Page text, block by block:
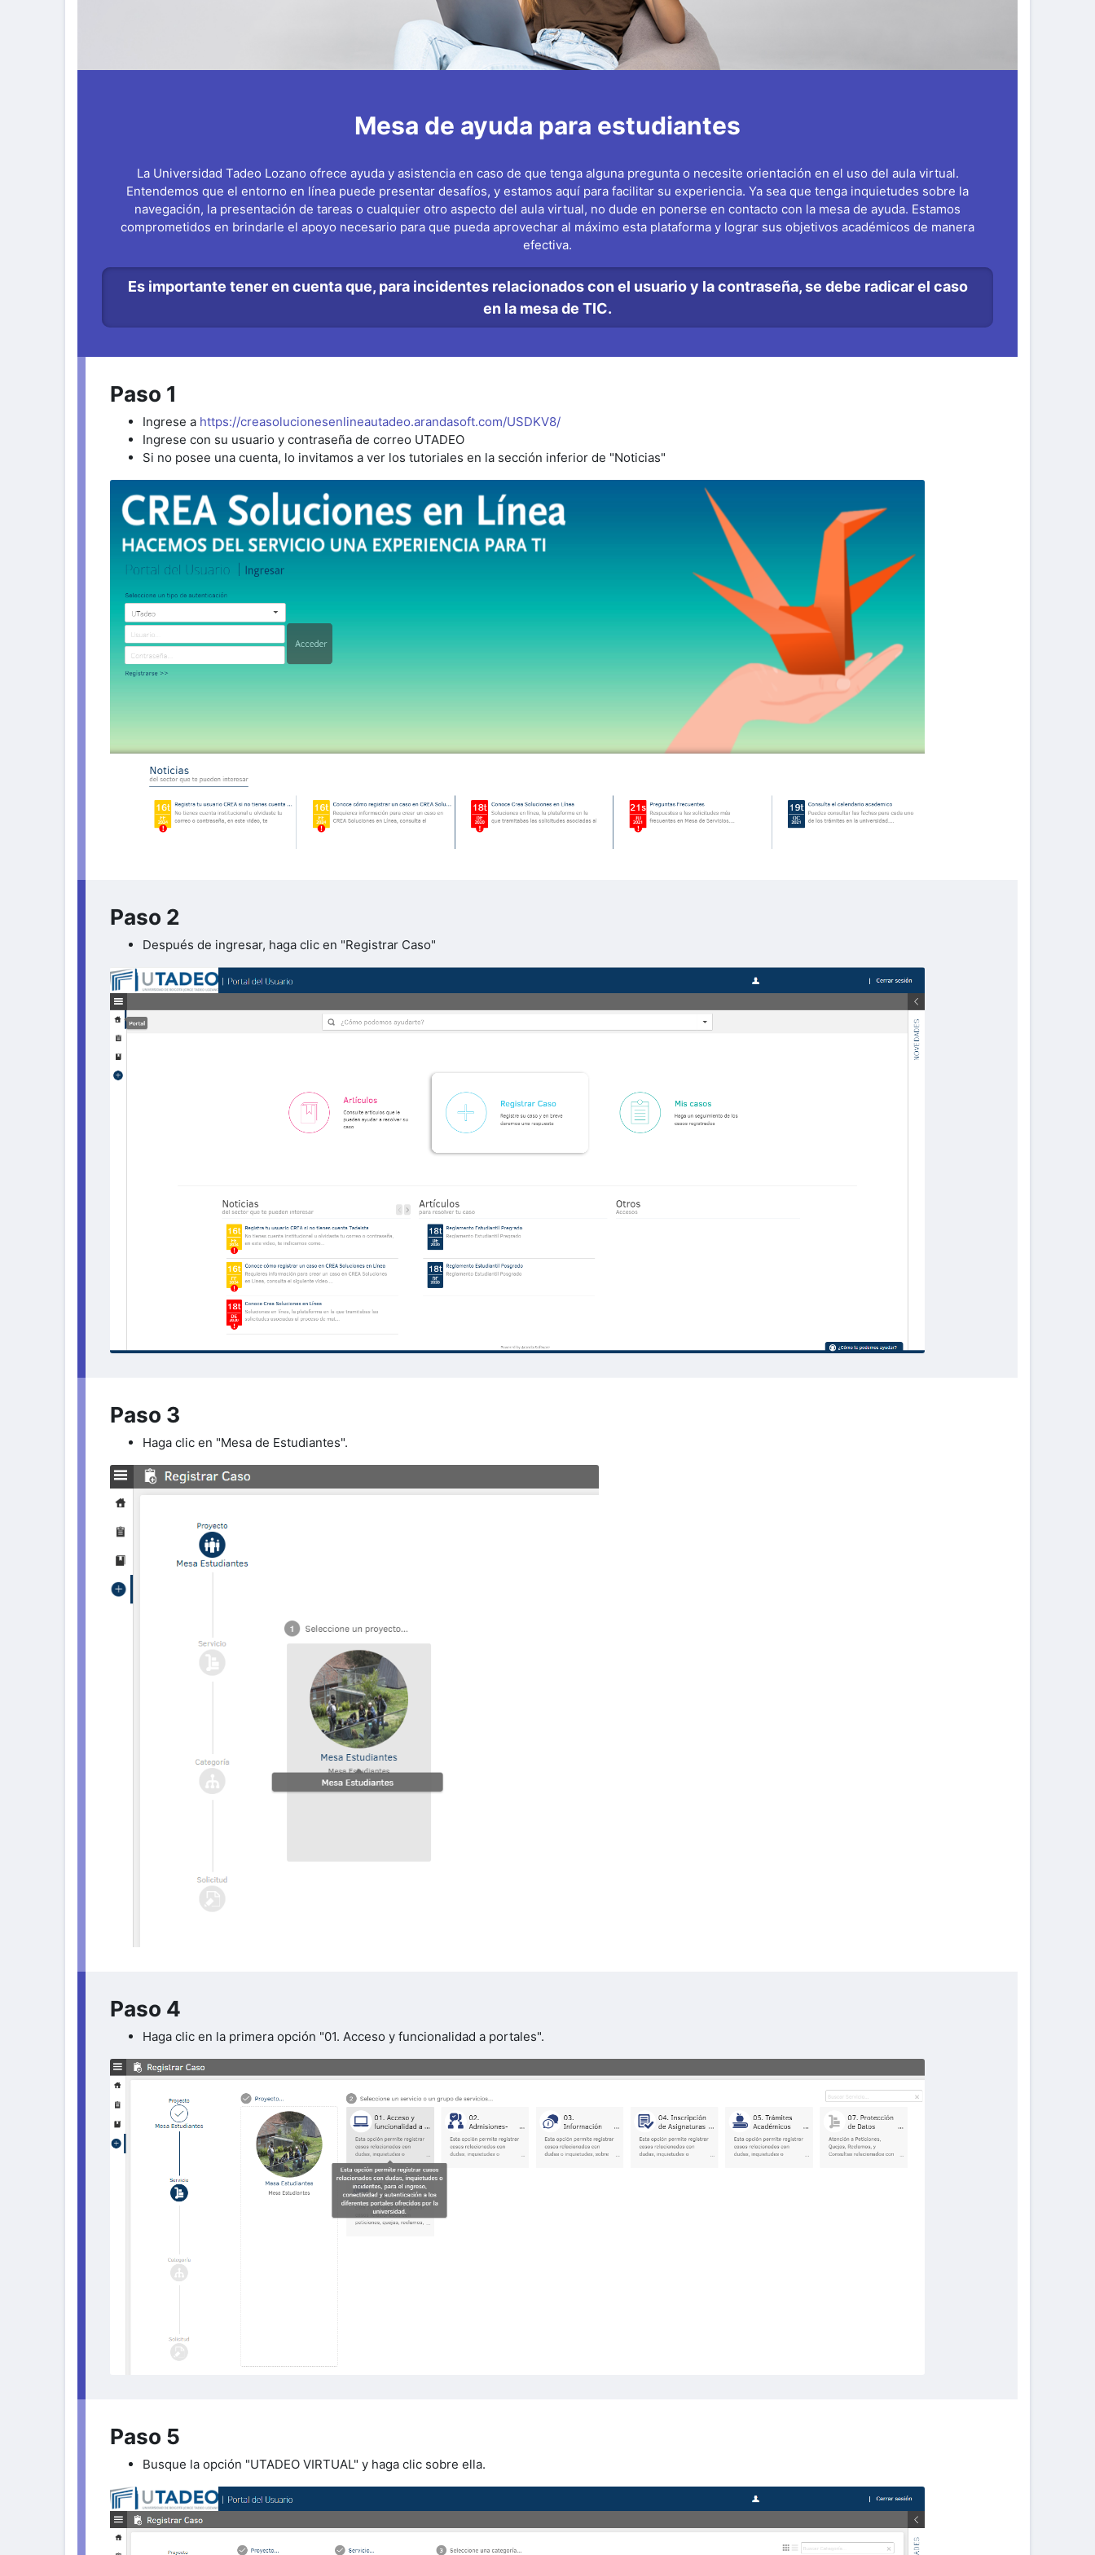
Mesa de ayuda para estudiantes
La Universidad Tadeo Lozano ofrece ayuda y asistencia en caso de que tenga alguna pregunta o necesite orientación en el uso del aula virtual.
Entendemos que el entorno en línea puede presentar desafíos, y estamos aquí para facilitar su experiencia. Ya sea que tenga inquietudes sobre la
navegación, la presentación de tareas o cualquier otro aspecto del aula virtual, no dude en ponerse en contacto con la mesa de ayuda. Estamos
comprometidos en brindarle el apoyo necesario para que pueda aprovechar al máximo esta plataforma y lograr sus objetivos académicos de manera
efectiva.
Es importante tener en cuenta que, para incidentes relacionados con el usuario y la contraseña, se debe radicar el caso
en la mesa de TIC.
Paso 1
Ingrese a https://creasolucionesenlineautadeo.arandasoft.com/USDKV8/
Ingrese con su usuario y contraseña de correo UTADEO
Si no posee una cuenta, lo invitamos a ver los tutoriales en la sección inferior de "Noticias"
Paso 2
Después de ingresar, haga clic en "Registrar Caso"
Paso 3
Haga clic en "Mesa de Estudiantes".
Paso 4
Haga clic en la primera opción "01. Acceso y funcionalidad a portales".
Paso 5
Busque la opción "UTADEO VIRTUAL" y haga clic sobre ella.